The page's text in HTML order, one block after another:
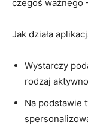
czegoś ważnego
Jak działa
Wystarczy
rodzaj
Na podstawie